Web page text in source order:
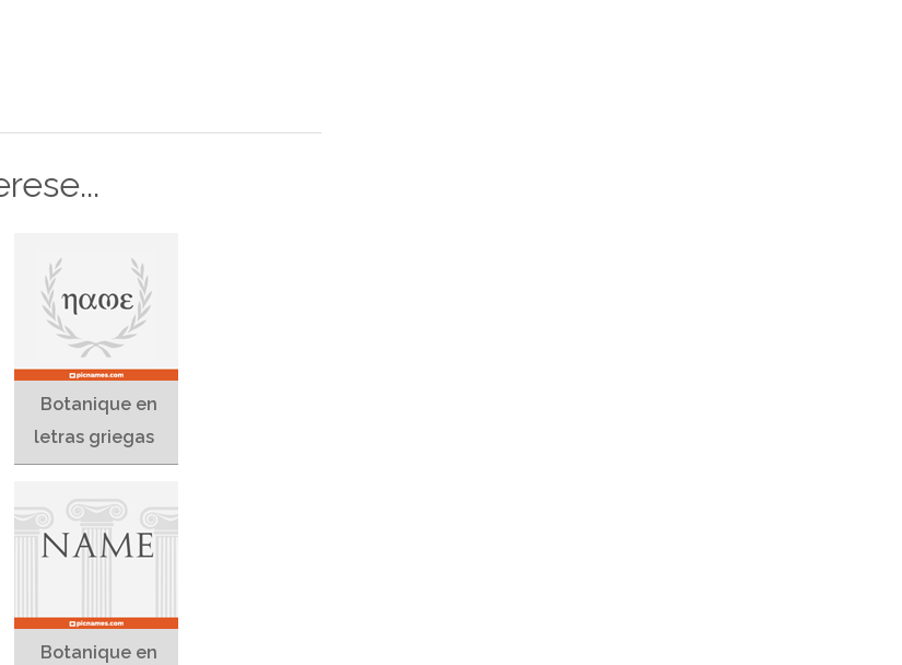
Botanique en
letras griegas
Botanique en